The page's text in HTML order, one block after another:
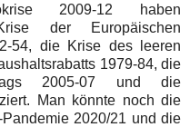
2009-12 haben
der Europäischen
54, die Krise des leeren
1979-84, die
2005-07 und die
Man könnte noch die
2020/21 und die